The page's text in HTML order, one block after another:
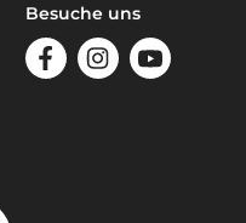
Besuche uns